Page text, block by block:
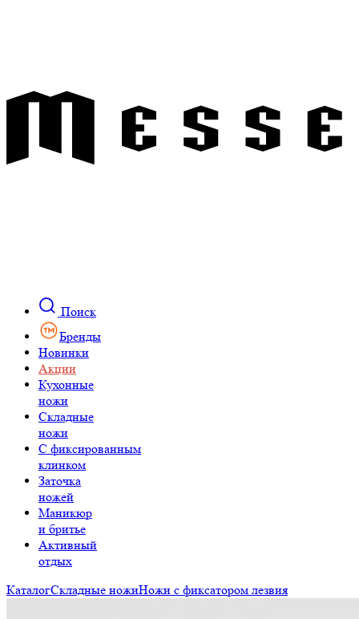
Поиск
Бренды
Новинки
Акции
Кухонные
ножи
Складные
ножи
C фиксированным
клинком
Заточка
ножей
Маникюр
и бритье
Активный
отдых
КаталогСкладные ножиНожи с фиксатором лезвия